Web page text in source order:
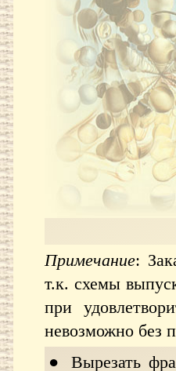
Примечание:
т.к. схемы
при
невозможно без
● Вырезать